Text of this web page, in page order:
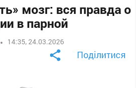
мозг: вся правда о
в парной
14:35, 24.03.2026
Поділитися